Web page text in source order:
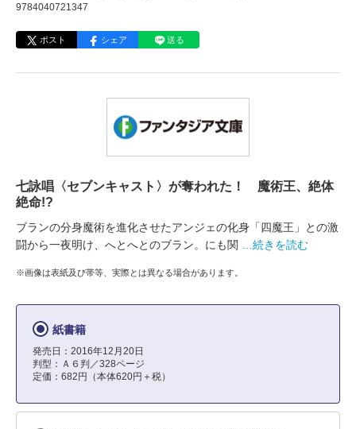
9784040721347
ポスト シェア 送る
七詠唱〈セブンキャスト〉が奪われた！ 魔術王、絶体
絶命!?
ブランの分身魔術を進化させたアンジェの化身「四魔王」との激
闘から一夜明け、へとへとのブラン。にも関
…続きを読む
※画像は表紙及び帯等、実際とは異なる場合があります。
紙書籍
発売日：2016年12月20日
判型：Ａ６判／328ページ
定価：682円（本体620円＋税）